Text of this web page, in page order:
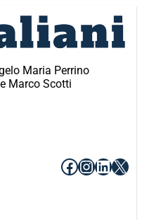
Maria Perrino
Marco Scotti
Facebook
X